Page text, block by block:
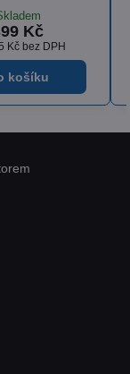
Skladem
679 Kč
561,16 Kčbez DPH
Do košíku